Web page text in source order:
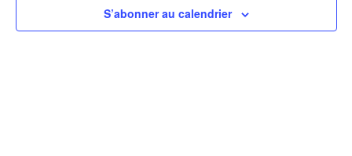
vues
S’abonner au calendrier